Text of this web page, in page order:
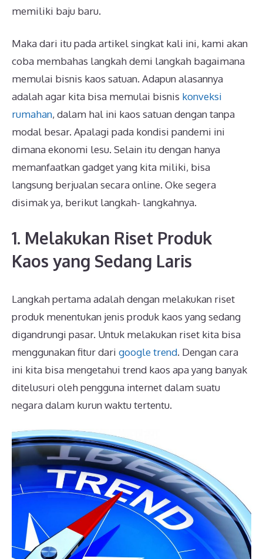
memiliki baju baru.
Maka dari itu pada artikel singkat kali ini, kami akan
coba membahas langkah demi langkah bagaimana
memulai bisnis kaos satuan. Adapun alasannya
adalah agar kita bisa memulai bisnis konveksi
rumahan, dalam hal ini kaos satuan dengan tanpa
modal besar. Apalagi pada kondisi pandemi ini
dimana ekonomi lesu. Selain itu dengan hanya
memanfaatkan gadget yang kita miliki, bisa
langsung berjualan secara online. Oke segera
disimak ya, berikut langkah- langkahnya.
1. Melakukan Riset Produk
Kaos yang Sedang Laris
Langkah pertama adalah dengan melakukan riset
produk menentukan jenis produk kaos yang sedang
digandrungi pasar. Untuk melakukan riset kita bisa
menggunakan fitur dari google trend. Dengan cara
ini kita bisa mengetahui trend kaos apa yang banyak
ditelusuri oleh pengguna internet dalam suatu
negara dalam kurun waktu tertentu.